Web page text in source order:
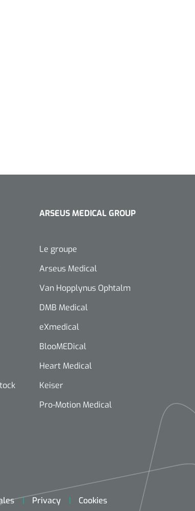
ARSEUS MEDICAL GROUP
Le groupe
Arseus Medical
Van Hopplynus Ophtalm
DMB Medical
eXmedical
BlooMEDical
Heart Medical
Keiser
Pro-Motion Medical
Privacy Cookies